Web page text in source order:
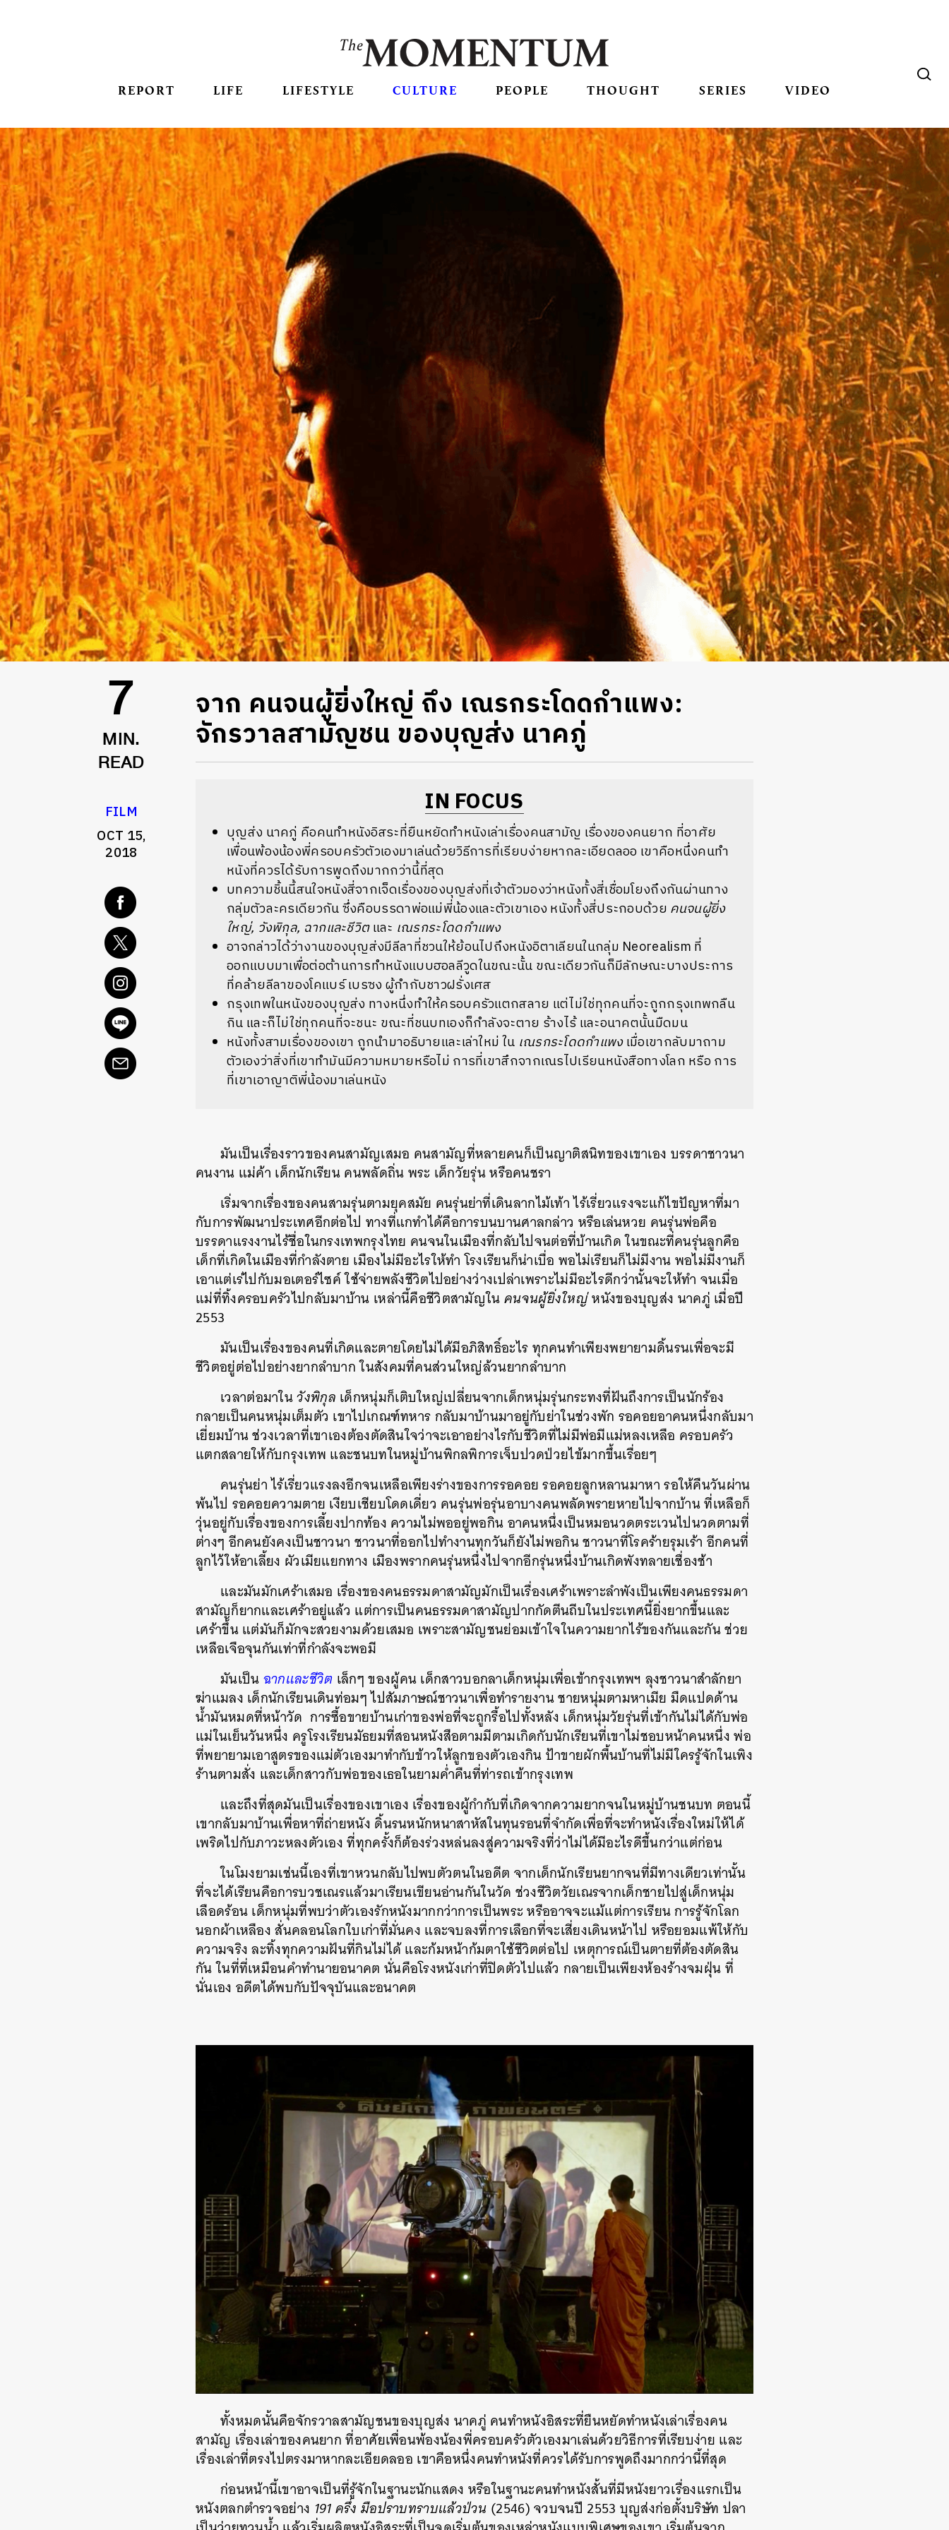
REPORT LIFE LIFESTYLE CULTURE PEOPLE THOUGHT SERIES VIDEO
7
MIN.
READ
FILM
OCT 15,
2018
จาก คนจนผู้ยิ่งใหญ่ ถึง เณรกระโดดกำแพง:
จักรวาลสามัญชน ของบุญส่ง นาคภู่
IN FOCUS
บุญส่ง นาคภู่ คือคนทำหนังอิสระที่ยืนหยัดทำหนังเล่าเรื่องคนสามัญ เรื่องของคนยาก ที่อาศัย
เพื่อนพ้องน้องพี่ครอบครัวตัวเองมาเล่นด้วยวิธีการที่เรียบง่ายหากละเอียดลออ เขาคือหนึ่งคนทำ
หนังที่ควรได้รับการพูดถึงมากกว่านี้ที่สุด
บทความชิ้นนี้สนใจหนังสี่จากเจ็ดเรื่องของบุญส่งที่เจ้าตัวมองว่าหนังทั้งสี่เชื่อมโยงถึงกันผ่านทาง
กลุ่มตัวละครเดียวกัน ซึ่งคือบรรดาพ่อแม่พี่น้องและตัวเขาเอง หนังทั้งสี่ประกอบด้วย คนจนผู้ยิ่ง
ใหญ่, วังพิกุล, ฉากและชีวิตและ เณรกระโดดกำแพง
อาจกล่าวได้ว่างานของบุญส่งมีลีลาที่ชวนให้ย้อนไปถึงหนังอิตาเลียนในกลุ่ม Neorealism ที่
ออกแบบมาเพื่อต่อต้านการทำหนังแบบฮอลลีวูดในขณะนั้น ขณะเดียวกันก็มีลักษณะบางประการ
ที่คล้ายลีลาของโคแบร์ เบรซง ผู้กำกับชาวฝรั่งเศส
กรุงเทพในหนังของบุญส่ง ทางหนึ่งทำให้ครอบครัวแตกสลาย แต่ไม่ใช่ทุกคนที่จะถูกกรุงเทพกลืน
กิน และก็ไม่ใช่ทุกคนที่จะชนะ ขณะที่ชนบทเองก็กำลังจะตาย ร้างไร้ และอนาคตนั้นมืดมน
หนังทั้งสามเรื่องของเขา ถูกนำมาอธิบายและเล่าใหม่ ใน เณรกระโดดกำแพงเมื่อเขากลับมาถาม
ตัวเองว่าสิ่งที่เขาทำมันมีความหมายหรือไม่ การที่เขาสึกจากเณรไปเรียนหนังสือทางโลก หรือ การ
ที่เขาเอาญาติพี่น้องมาเล่นหนัง
มันเป็นเรื่องราวของคนสามัญเสมอ คนสามัญที่หลายคนก็เป็นญาติสนิทของเขาเอง บรรดาชาวนา
คนงาน แม่ค้า เด็กนักเรียน คนพลัดถิ่น พระ เด็กวัยรุ่น หรือคนชรา
เริ่มจากเรื่องของคนสามรุ่นตามยุคสมัย คนรุ่นย่าที่เดินลากไม้เท้า ไร้เรี่ยวแรงจะแก้ไขปัญหาที่มา
กับการพัฒนาประเทศอีกต่อไป ทางที่แกทำได้คือการบนบานศาลกล่าว หรือเล่นหวย คนรุ่นพ่อคือ
บรรดาแรงงานไร้ชื่อในกรงเทพกรุงไทย คนจนในเมืองที่กลับไปจนต่อที่บ้านเกิด ในขณะที่คนรุ่นลูกคือ
เด็กที่เกิดในเมืองที่กำลังตาย เมืองไม่มีอะไรให้ทำ โรงเรียนก็น่าเบื่อ พอไม่เรียนก็ไม่มีงาน พอไม่มีงานก็
เอาแต่เร่ไปกับมอเตอร์ไซค์ ใช้จ่ายพลังชีวิตไปอย่างว่างเปล่าเพราะไม่มีอะไรดีกว่านั้นจะให้ทำ จนเมื่อ
แม่ที่ทิ้งครอบครัวไปกลับมาบ้าน เหล่านี้คือชีวิตสามัญในคนจนผู้ยิ่งใหญ่หนังของบุญส่ง นาคภู่ เมื่อปี
2553
มันเป็นเรื่องของคนที่เกิดและตายโดยไม่ได้มีอภิสิทธิ์อะไร ทุกคนทำเพียงพยายามดิ้นรนเพื่อจะมี
ชีวิตอยู่ต่อไปอย่างยากลำบาก ในสังคมที่คนส่วนใหญ่ล้วนยากลำบาก
เวลาต่อมาในวังพิกุล เด็กหนุ่มก็เติบใหญ่เปลี่ยนจากเด็กหนุ่มรุ่นกระทงที่ฝันถึงการเป็นนักร้อง
กลายเป็นคนหนุ่มเต็มตัว เขาไปเกณฑ์ทหาร กลับมาบ้านมาอยู่กับย่าในช่วงพัก รอคอยอาคนหนึ่งกลับมา
เยี่ยมบ้าน ช่วงเวลาที่เขาเองต้องตัดสินใจว่าจะเอาอย่างไรกับชีวิตที่ไม่มีพ่อมีแม่หลงเหลือ ครอบครัว
แตกสลายให้กับกรุงเทพ และชนบทในหมู่บ้านพิกลพิการเจ็บปวดป่วยไข้มากขึ้นเรื่อยๆ
คนรุ่นย่า ไร้เรี่ยวแรงลงอีกจนเหลือเพียงร่างของการรอคอย รอคอยลูกหลานมาหา รอให้คืนวันผ่าน
พ้นไป รอคอยความตาย เงียบเชียบโดดเดี่ยว คนรุ่นพ่อรุ่นอาบางคนพลัดพรายหายไปจากบ้าน ที่เหลือก็
วุ่นอยู่กับเรื่องของการเลี้ยงปากท้อง ความไม่พออยู่พอกิน อาคนหนึ่งเป็นหมอนวดตระเวนไปนวดตามที่
ต่างๆ อีกคนยังคงเป็นชาวนา ชาวนาที่ออกไปทำงานทุกวันก็ยังไม่พอกิน ชาวนาที่โรคร้ายรุมเร้า อีกคนที่
ลูกไว้ให้อาเลี้ยง ผัวเมียแยกทาง เมืองพรากคนรุ่นหนึ่งไปจากอีกรุ่นหนึ่งบ้านเกิดพังทลายเชื่องช้า
และมันมักเศร้าเสมอ เรื่องของคนธรรมดาสามัญมักเป็นเรื่องเศร้าเพราะลำพังเป็นเพียงคนธรรมดา
สามัญก็ยากและเศร้าอยู่แล้ว แต่การเป็นคนธรรมดาสามัญปากกัดตีนถีบในประเทศนี้ยิ่งยากขึ้นและ
เศร้าขึ้น แต่มันก็มักจะสวยงามด้วยเสมอ เพราะสามัญชนย่อมเข้าใจในความยากไร้ของกันและกัน ช่วย
เหลือเจือจุนกันเท่าที่กำลังจะพอมี
มันเป็นฉากและชีวิต เล็กๆ ของผู้คน เด็กสาวบอกลาเด็กหนุ่มเพื่อเข้ากรุงเทพฯ ลุงชาวนาสำลักยา
ฆ่าแมลง เด็กนักเรียนเดินท่อมๆ ไปสัมภาษณ์ชาวนาเพื่อทำรายงาน ชายหนุ่มตามหาเมีย มืดแปดด้าน
น้ำมันหมดที่หน้าวัด การซื้อขายบ้านเก่าของพ่อที่จะถูกรื้อไปทั้งหลัง เด็กหนุ่มวัยรุ่นที่เข้ากันไม่ได้กับพ่อ
แม่ในเย็นวันหนึ่ง ครูโรงเรียนมัธยมที่สอนหนังสือตามมีตามเกิดกับนักเรียนที่เขาไม่ชอบหน้าคนหนึ่ง พ่อ
ที่พยายามเอาสูตรของแม่ตัวเองมาทำกับข้าวให้ลูกของตัวเองกิน ป้าขายผักพื้นบ้านที่ไม่มีใครรู้จักในเพิง
ร้านตามสั่ง และเด็กสาวกับพ่อของเธอในยามค่ำคืนที่ท่ารถเข้ากรุงเทพ
และถึงที่สุดมันเป็นเรื่องของเขาเอง เรื่องของผู้กำกับที่เกิดจากความยากจนในหมู่บ้านชนบท ตอนนี้
เขากลับมาบ้านเพื่อหาที่ถ่ายหนัง ดิ้นรนหนักหนาสาหัสในทุนรอนที่จำกัดเพื่อที่จะทำหนังเรื่องใหม่ให้ได้
เพริดไปกับภาวะหลงตัวเอง ที่ทุกครั้งก็ต้องร่วงหล่นลงสู่ความจริงที่ว่าไม่ได้มีอะไรดีขึ้นกว่าแต่ก่อน
ในโมงยามเช่นนี้เองที่เขาหวนกลับไปพบตัวตนในอดีต จากเด็กนักเรียนยากจนที่มีทางเดียวเท่านั้น
ที่จะได้เรียนคือการบวชเณรแล้วมาเรียนเขียนอ่านกันในวัด ช่วงชีวิตวัยเณรจากเด็กชายไปสู่เด็กหนุ่ม
เลือดร้อน เด็กหนุ่มที่พบว่าตัวเองรักหนังมากกว่าการเป็นพระ หรืออาจจะแม้แต่การเรียน การรู้จักโลก
นอกผ้าเหลือง สั่นคลอนโลกใบเก่าที่มั่นคง และจบลงที่การเลือกที่จะเสี่ยงเดินหน้าไป หรือยอมแพ้ให้กับ
ความจริง ละทิ้งทุกความฝันที่กินไม่ได้ และก้มหน้าก้มตาใช้ชีวิตต่อไป เหตุการณ์เป็นตายที่ต้องตัดสิน
กัน ในที่ที่เหมือนคำทำนายอนาคต นั่นคือโรงหนังเก่าที่ปิดตัวไปแล้ว กลายเป็นเพียงห้องร้างจมฝุ่น ที่
นั่นเอง อดีตได้พบกับปัจจุบันและอนาคต
ทั้งหมดนั้นคือจักรวาลสามัญชนของบุญส่ง นาคภู่ คนทำหนังอิสระที่ยืนหยัดทำหนังเล่าเรื่องคน
สามัญ เรื่องเล่าของคนยาก ที่อาศัยเพื่อนพ้องน้องพี่ครอบครัวตัวเองมาเล่นด้วยวิธีการที่เรียบง่าย และ
เรื่องเล่าที่ตรงไปตรงมาหากละเอียดลออ เขาคือหนึ่งคนทำหนังที่ควรได้รับการพูดถึงมากกว่านี้ที่สุด
ก่อนหน้านี้เขาอาจเป็นที่รู้จักในฐานะนักแสดง หรือในฐานะคนทำหนังสั้นที่มีหนังยาวเรื่องแรกเป็น
หนังตลกตำรวจอย่าง 191 ครึ่ง มือปราบทราบแล้วป่วน (2546) จวบจนปี 2553 บุญส่งก่อตั้งบริษัท ปลา
SHARE TWEET LINE EMAIL